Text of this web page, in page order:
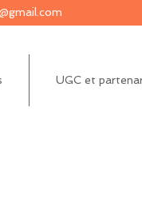
UGC et